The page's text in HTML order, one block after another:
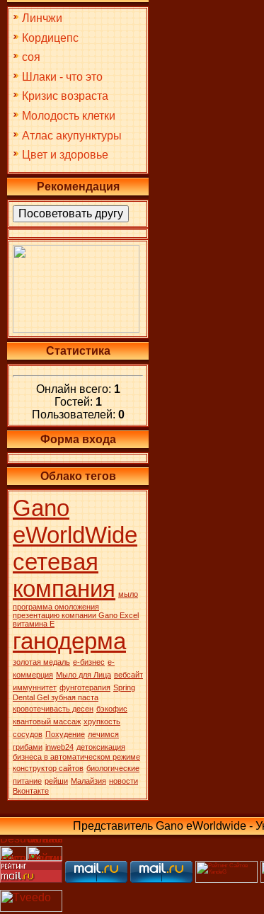
Линчжи
Кордицепс
соя
Шлаки - что это
Кризис возраста
Молодость клетки
Атлас акупунктуры
Цвет и здоровье
Рекомендация
Статистика
Онлайн всего: 1
Гостей: 1
Пользователей: 0
Форма входа
Облако тегов
Gano
eWorldWide
сетевая
компания мыло
программа омоложения
презентацию компании Gano Excel
витамина Е
ганодерма
золотая медаль е-бизнес е-
коммерция Мыло для Лица вебсайт
иммуннитет фунготерапия Spring
Dental Gel зубная паста
кровотечивасть десен бэкофис
квантовый массаж хрупкость
сосудов Похудение лечимся
грибами inweb24 детоксикация
бизнеса в автоматическом режиме
конструктор сайтов биологические
питание рейши Малайзия новости
Вконтакте
Представитель Gano eWorldwide -